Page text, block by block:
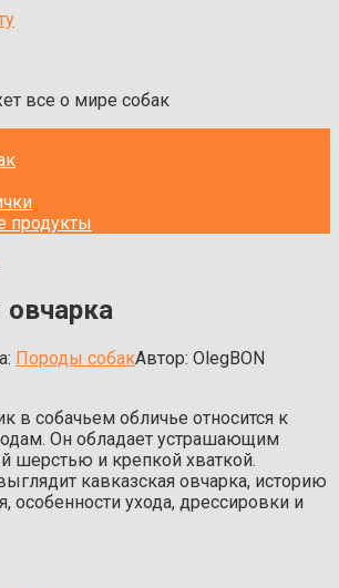
все о мире собак
продукты
овчарка
Породы собакАвтор: OlegBON
в собачьем обличье относится к
Он обладает устрашающим
шерстью и крепкой хваткой.
кавказская овчарка, историю
особенности ухода, дрессировки и